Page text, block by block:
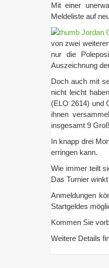
Mit einer
Meldeliste auf
von zwei
nur die
Auszeichnung
Doch auch mit
nicht leicht
(ELO 2614) und
ihnen
insgesamt 9
In knapp drei
erringen kann.
Wie immer teilt
Das Turnier
Anmeldungen
Startgeldes
Kommen Sie
Weitere Details